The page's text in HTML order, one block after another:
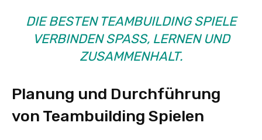
DIE BESTEN TEAMBUILDING SPIELE
VERBINDEN SPASS, LERNEN UND Z
USAMMENHALT.
Planung und Durchführung
von Teambuilding Spielen